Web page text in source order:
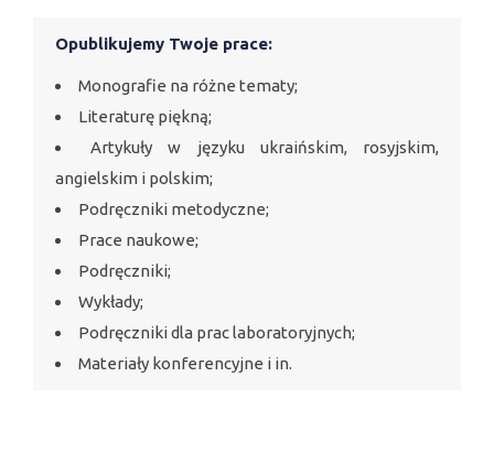
Opublikujemy Twoje prace:
Monografie na różne tematy;
Literaturę piękną;
Artykuły w języku ukraińskim, rosyjskim,
angielskim i polskim;
Podręczniki metodyczne;
Prace naukowe;
Podręczniki;
Wykłady;
Podręczniki dla prac laboratoryjnych;
Materiały konferencyjne i in.